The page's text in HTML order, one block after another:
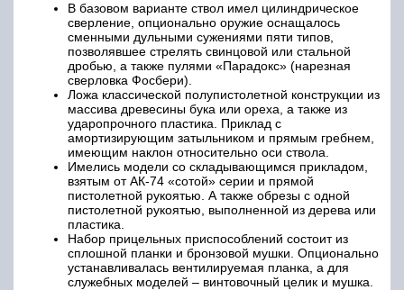
В базовом варианте ствол имел цилиндрическое
сверление, опционально оружие оснащалось
сменными дульными сужениями пяти типов,
позволявшее стрелять свинцовой или стальной
дробью, а также пулями «Парадокс» (нарезная
сверловка Фосбери).
Ложа классической полупистолетной конструкции из
массива древесины бука или ореха, а также из
ударопрочного пластика. Приклад с
амортизирующим затыльником и прямым гребнем,
имеющим наклон относительно оси ствола.
Имелись модели со складывающимся прикладом,
взятым от АК-74 «сотой» серии и прямой
пистолетной рукоятью. А также обрезы с одной
пистолетной рукоятью, выполненной из дерева или
пластика.
Набор прицельных приспособлений состоит из
сплошной планки и бронзовой мушки. Опционально
устанавливалась вентилируемая планка, а для
служебных моделей – винтовочный целик и мушка.